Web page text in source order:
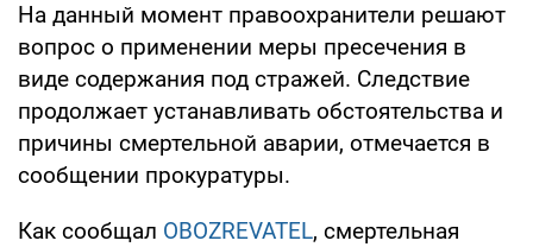
На данный момент правоохранители решают
вопрос о применении меры пресечения в
виде содержания под стражей. Следствие
продолжает устанавливать обстоятельства и
причины смертельной аварии, отмечается в
сообщении прокуратуры.
Как сообщал OBOZREVATEL, смертельная